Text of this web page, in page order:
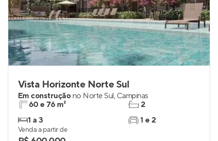
Vista Horizonte Norte Sul
Em construçãono Norte Sul, Campinas
60 e 76 m²
1 a 3
2
1 e 2
Venda a partir de